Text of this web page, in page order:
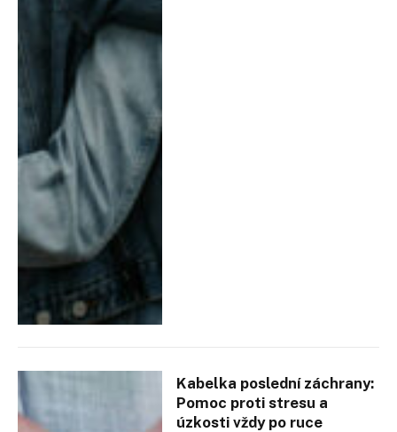
Kabelka poslední záchrany:
Pomoc proti stresu a
úzkosti vždy po ruce